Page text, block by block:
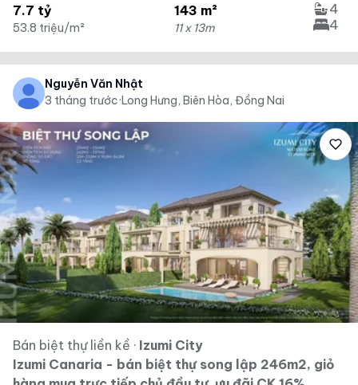
7.7 tỷ
53.8 triệu/m²
143 m²
11 x 13m
4
4
Nguyễn Văn Nhật
3 tháng trước·Long Hưng, Biên Hòa, Đồng Nai
Bán biệt thự liền kề · Izumi City
Izumi Canaria - bán biệt thự song lập 246m2, giỏ